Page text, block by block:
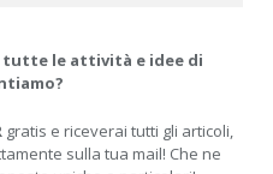
tutte le attività e idee di
gratis e riceverai tutti gli articoli,
sulla tua mail! Che ne